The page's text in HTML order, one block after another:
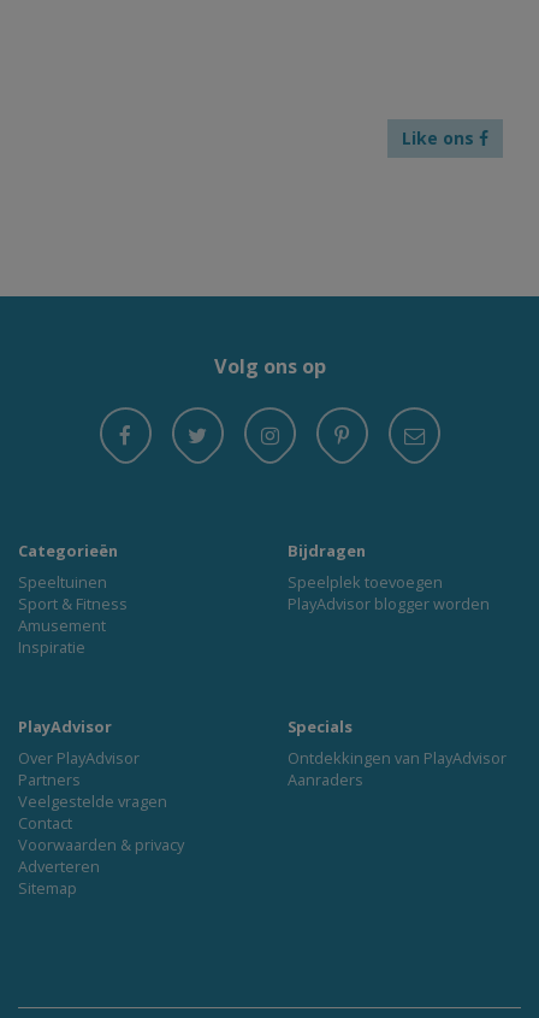
Like ons
Volg ons op
Categorieën
Speeltuinen
Sport & Fitness
Amusement
Inspiratie
Bijdragen
Speelplek toevoegen
PlayAdvisor blogger worden
PlayAdvisor
Over PlayAdvisor
Partners
Veelgestelde vragen
Contact
Voorwaarden & privacy
Adverteren
Sitemap
Specials
Ontdekkingen van PlayAdvisor
Aanraders